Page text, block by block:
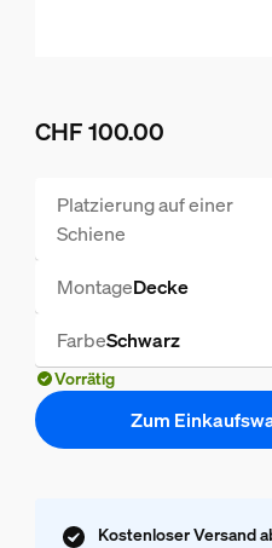
CHF 100.00
Platzierung auf einer
Schiene
MontageDecke
FarbeSchwarz
Vorrätig
Zum
Kostenloser Versand